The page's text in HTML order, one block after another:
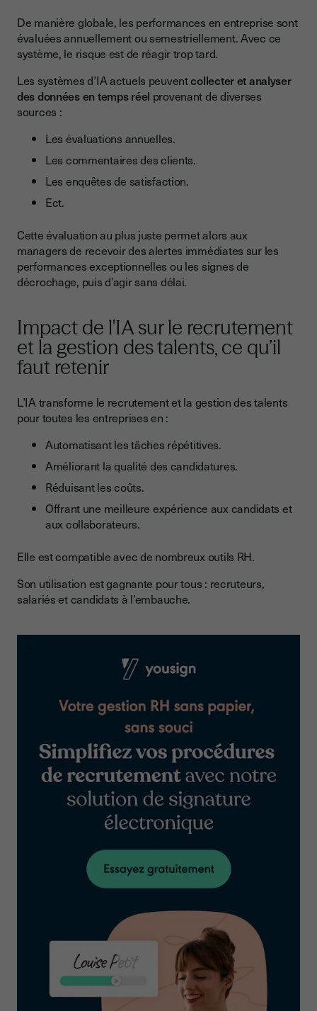
De manière globale, les performances en entreprise sont
évaluées annuellement ou semestriellement. Avec ce
système, le risque est de réagir trop tard.
Les systèmes d’IA actuels peuventcollecter et analyser
des données en temps réel provenant de diverses
sources :
Les évaluations annuelles.
Les commentaires des clients.
Les enquêtes de satisfaction.
Ect.
Cette évaluation au plus juste permet alors aux
managers de recevoir des alertes immédiates sur les
performances exceptionnelles ou les signes de
décrochage, puis d’agir sans délai.
Impact de l'IA sur le recrutement
et la gestion des talents, ce qu’il
faut retenir
L’IA transforme le recrutement et la gestion des talents
pour toutes les entreprises en :
Automatisant les tâches répétitives.
Améliorant la qualité des candidatures.
Réduisant les coûts.
Offrant une meilleure expérience aux candidats et
aux collaborateurs.
Elle est compatible avec de nombreux outils RH.
Son utilisation est gagnante pour tous : recruteurs,
salariés et candidats à l’embauche.